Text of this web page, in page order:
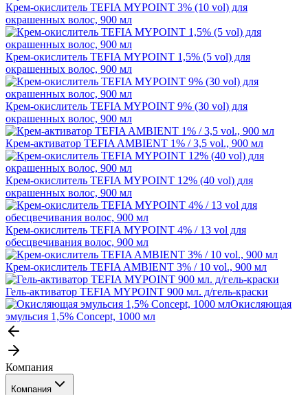
Крем-окислитель TEFIA MYPOINT 3% (10 vol) для
окрашенных волос, 900 мл
Крем-окислитель TEFIA MYPOINT 1,5% (5 vol) для
окрашенных волос, 900 мл
Крем-окислитель TEFIA MYPOINT 9% (30 vol) для
окрашенных волос, 900 мл
Крем-активатор TEFIA AMBIENT 1% / 3,5 vol., 900 мл
Крем-окислитель TEFIA MYPOINT 12% (40 vol) для
окрашенных волос, 900 мл
Крем-окислитель TEFIA MYPOINT 4% / 13 vol для
обесцвечивания волос, 900 мл
Крем-окислитель TEFIA AMBIENT 3% / 10 vol., 900 мл
Гель-активатор TEFIA MYPOINT 900 мл. д/гель-краски
Окисляющая
эмульсия 1,5% Concept, 1000 мл
Компания
Компания